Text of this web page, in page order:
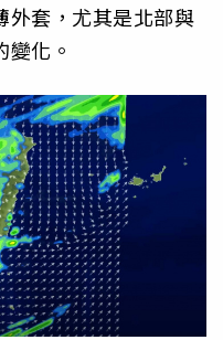
外套，尤其是北部與
化。